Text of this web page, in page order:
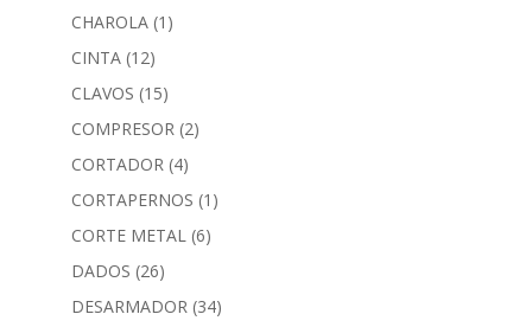
CHAROLA (1)
CINTA (12)
CLAVOS (15)
COMPRESOR (2)
CORTADOR (4)
CORTAPERNOS (1)
CORTE METAL (6)
DADOS (26)
DESARMADOR (34)